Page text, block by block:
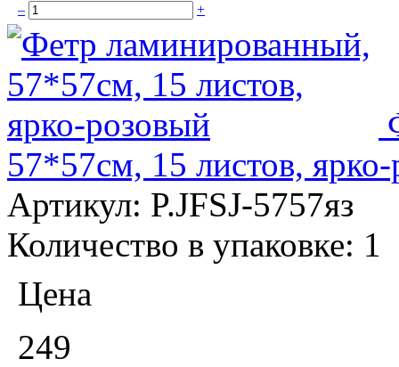
– +
57*57см, 15 листов,
Артикул: P.JFSJ-5757яз
Количество в упаковке: 1
Цена
249